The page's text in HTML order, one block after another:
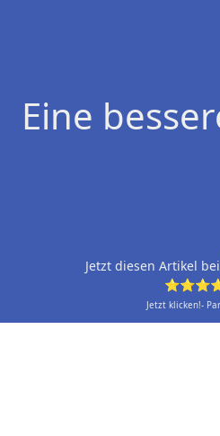
Eine
Jetzt diesen Artikel
Jetzt klicken!-